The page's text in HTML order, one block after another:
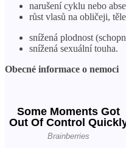
narušení cyklu nebo
růst vlasů na obličeji,
snížená plodnost
snížená sexuální touha.
Obecné informace o nemoci